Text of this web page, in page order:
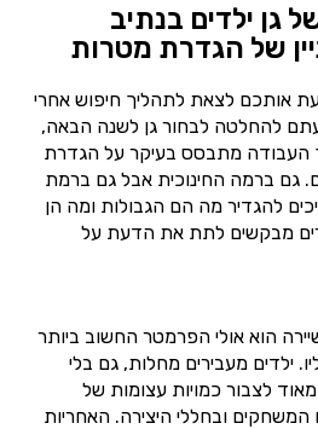
גן ילדים בנתיב
של הגדרת מטרות
אותכם לצאת לתהליך חיפוש אחרי
להחלטה לבחור גן לשנה הבאה,
העבודה מתבסס בעיקר על הגדרת
גם ברמה החינוכית אבל גם ברמת
להגדיר מה הם הגבולות ומה הן
מבקשים לתת את הדעת על
הוא אולי הפרמטר החשוב ביותר
ילדים מעבירים מחלות, גם בלי
לצבור כמויות עצומות של
המשחקים ובחללי היצירה. האחריות